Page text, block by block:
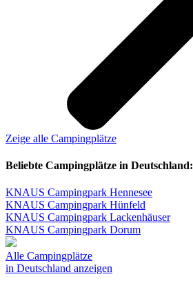
Zeige alle Campingplätze
Beliebte Campingplätze in Deutschland:
KNAUS Campingpark Hennesee
KNAUS Campingpark Hünfeld
KNAUS Campingpark Lackenhäuser
KNAUS Campingpark Dorum
Alle Campingplätze
in Deutschland anzeigen